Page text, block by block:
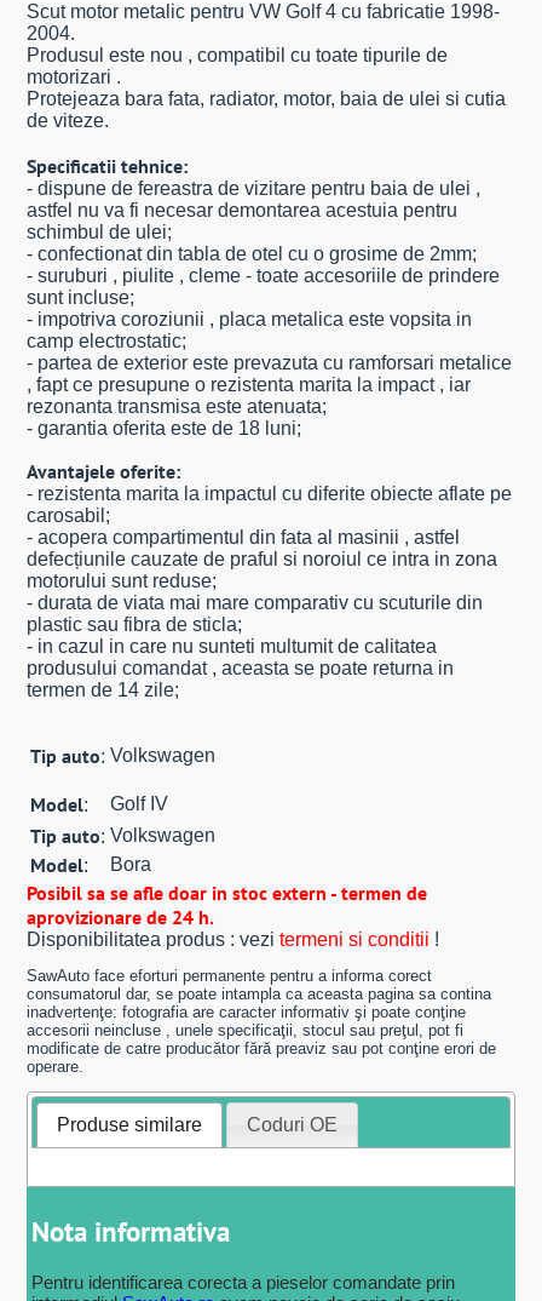
Scut motor metalic pentru VW Golf 4 cu fabricatie 1998-
2004.
Produsul este nou , compatibil cu toate tipurile de
motorizari .
Protejeaza bara fata, radiator, motor, baia de ulei si cutia
de viteze.
Specificatii tehnice:
- dispune de fereastra de vizitare pentru baia de ulei ,
astfel nu va fi necesar demontarea acestuia pentru
schimbul de ulei;
- confectionat din tabla de otel cu o grosime de 2mm;
- suruburi , piulite , cleme - toate accesoriile de prindere
sunt incluse;
- impotriva coroziunii , placa metalica este vopsita in
camp electrostatic;
- partea de exterior este prevazuta cu ramforsari metalice
, fapt ce presupune o rezistenta marita la impact , iar
rezonanta transmisa este atenuata;
- garantia oferita este de 18 luni;
Avantajele oferite:
- rezistenta marita la impactul cu diferite obiecte aflate pe
carosabil;
- acopera compartimentul din fata al masinii , astfel
defecțiunile cauzate de praful si noroiul ce intra in zona
motorului sunt reduse;
- durata de viata mai mare comparativ cu scuturile din
plastic sau fibra de sticla;
- in cazul in care nu sunteti multumit de calitatea
produsului comandat , aceasta se poate returna in
termen de 14 zile;
Tip auto: Volkswagen
Model: Golf IV
Tip auto: Volkswagen
Model: Bora
Posibil sa se afle doar in stoc extern - termen de
aprovizionare de 24 h.
Disponibilitatea produs : vezitermeni si conditii !
SawAuto face eforturi permanente pentru a informa corect
consumatorul dar, se poate intampla ca aceasta pagina sa contina
inadvertenţe: fotografia are caracter informativ şi poate conţine
accesorii neincluse , unele specificaţii, stocul sau preţul, pot fi
modificate de catre producător fără preaviz sau pot conţine erori de
operare.
Produse similare Coduri OE
Nota informativa
Pentru identificarea corecta a pieselor comandate prin